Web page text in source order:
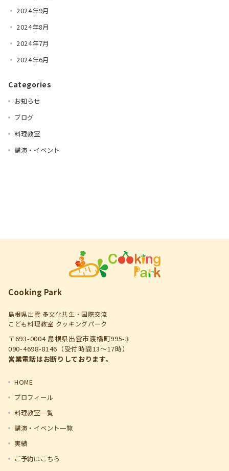
2024年9月
2024年8月
2024年7月
2024年6月
Categories
お知らせ
ブログ
料理教室
講演・イベント
Cooking Park
島根県出雲 多文化共生・国際交流
こども料理教室 クッキングパーク
〒693-0004 島根県出雲市渡橋町995-3
090-4698-8146（受付時間13～17時）
営業電話はお断りしております。
HOME
プロフィール
料理教室一覧
講演・イベント一覧
実績
ご予約はこちら